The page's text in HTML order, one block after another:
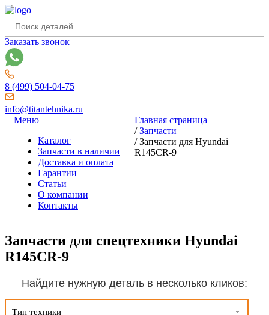
Заказать звонок
8 (499) 504-04-75
info@titantehnika.ru
Меню
Каталог
Запчасти в наличии
Доставка и оплата
Гарантии
Статьи
О компании
Контакты
Главная страница
/Запчасти
/Запчасти для Hyundai
R145CR-9
Запчасти для спецтехники Hyundai
R145CR-9
Найдите нужную деталь в несколько кликов:
Тип техники